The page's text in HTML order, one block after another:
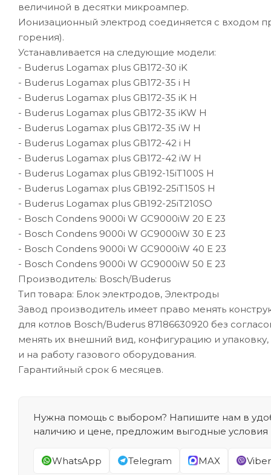
величиной в десятки микроампер.
Ионизационный электрод соединяется с входом
горения).
Устанавливается на следующие модели:
- Buderus Logamax plus GB172-30 iK
- Buderus Logamax plus GB172-35 i H
- Buderus Logamax plus GB172-35 iK H
- Buderus Logamax plus GB172-35 iKW H
- Buderus Logamax plus GB172-35 iW H
- Buderus Logamax plus GB172-42 i H
- Buderus Logamax plus GB172-42 iW H
- Buderus Logamax plus GB192-15iT100S H
- Buderus Logamax plus GB192-25iT150S H
- Buderus Logamax plus GB192-25iT210SO
- Bosch Condens 9000i W GC9000iW 20 E 23
- Bosch Condens 9000i W GC9000iW 30 E 23
- Bosch Condens 9000i W GC9000iW 40 E 23
- Bosch Condens 9000i W GC9000iW 50 E 23
Производитель: Bosch/Buderus
Тип товара: Блок электродов, Электроды
Завод производитель имеет право менять
для котлов Bosch/Buderus 87186630920 без
менять их внешний вид, конфигурацию и
и на работу газового оборудования.
Гарантийный срок 6 месяцев.
Нужна помощь с выбором? Напишите нам в
наличию и цене, предложим выгодные
WhatsApp Telegram MAX Viber